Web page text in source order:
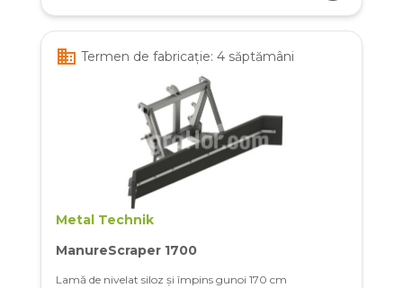
business Termen de fabricație: 4 săptămâni
Metal Technik
ManureScraper 1700
Lamă de nivelat siloz și împins gunoi 170 cm